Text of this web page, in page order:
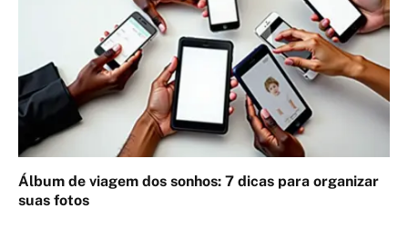
Álbum de viagem dos sonhos: 7 dicas para organizar
suas fotos